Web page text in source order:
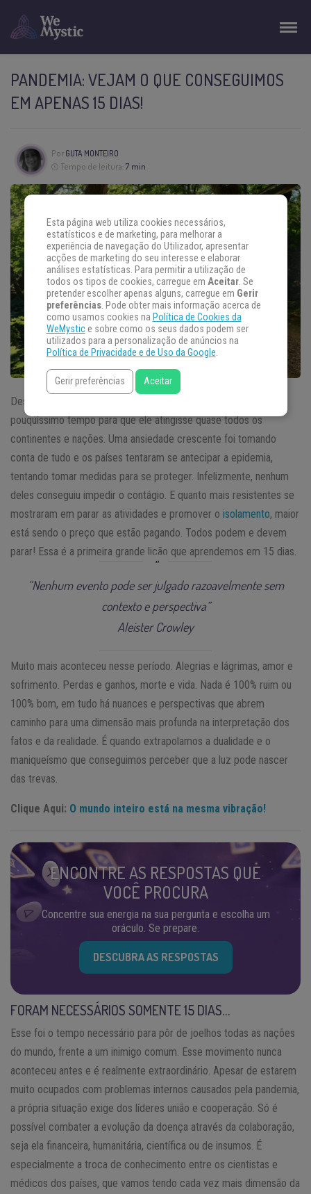
PANDEMIA: VEJAM O QUE CONSEGUIMOS
EM APENAS 15 DIAS!
Por GUTA MONTEIRO
Tempo de leitura: 7 min
Desde que o surto de
pouquíssimo tempo para que ele atingisse quase todos os
continentes e nações. Uma ansiedade crescente foi tomando
conta de tudo e os países tentaram se antecipar a epidemia,
tentando tomar medidas para se proteger. Infelizmente, nenhum
deles conseguiu impedir o contágio. E quanto mais resistentes se
mostraram em parar as atividades e promover o isolamento, maior
está sendo o preço que estão pagando. Todos podem e devem
parar! Essa é a primeira grande lição que aprendemos em 15 dias.
“Nenhum evento pode ser julgado razoavelmente sem
contexto e perspectiva”
Aleister Crowley
Muito mais aconteceu nesse período. Alegrias e lágrimas, amor e
sofrimento. Perdas e ganhos, morte e vida. Nada é 100% ruim ou
100% bom, em tudo há nuances e perspectivas que abrem
caminho para uma dimensão mais profunda na interpretação dos
fatos e da realidade. É quando extrapolamos a dualidade e o
maniqueísmo que conseguimos perceber que a luz pode nascer
das trevas.
Clique Aqui: O mundo inteiro está na mesma vibração!
ENCONTRE AS RESPOSTAS QUE
VOCÊ PROCURA
Concentre sua energia na sua pergunta e escolha um
oráculo. Se prepare.
DESCUBRA AS RESPOSTAS
FORAM NECESSÁRIOS SOMENTE 15 DIAS…
Esse foi o tempo necessário para pôr de joelhos todas as nações
do mundo, frente a um inimigo comum. Esse movimento nunca
aconteceu antes e é realmente extraordinário. Apesar de estarem
muito ocupados com problemas internos causados pela pandemia,
a própria situação exige dos líderes união e cooperação. Só é
possível combater a evolução da doença através da colaboração,
seja ela financeira, humanitária, científica ou de insumos. É
especialmente a troca de conhecimento entre os cientistas e
médicos dos países, que vamos tendo cada vez mais dimensão da
Esta página web utiliza cookies necessários,
estatísticos e de marketing, para melhorar a
experiência de navegação do Utilizador, apresentar
acções de marketing do seu interesse e elaborar
análises estatísticas. Para permitir a utilização de
todos os tipos de cookies, carregue em Aceitar. Se
pretender escolher apenas alguns, carregue em Gerir
preferências. Pode obter mais informação acerca de
como usamos cookies na Política de Cookies da
WeMystice sobre como os seus dados podem ser
utilizados para a personalização de anúncios na
Política de Privacidade e de Uso da Google.
Gerir preferências Aceitar